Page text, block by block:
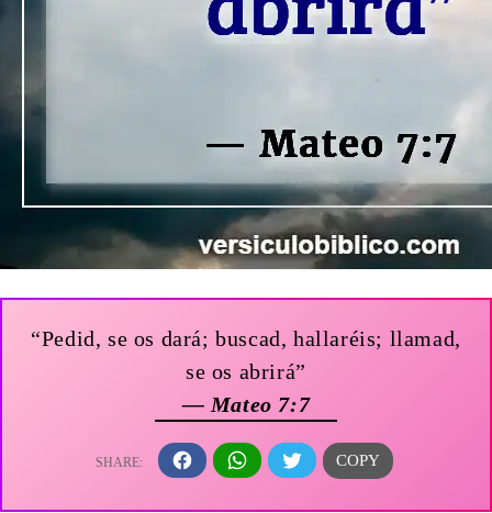
“Pedid, se os dará; buscad, hallaréis; llamad,
se os abrirá”
— Mateo 7:7